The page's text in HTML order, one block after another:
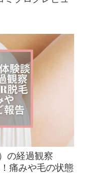
の経過観察
痛みや毛の状態